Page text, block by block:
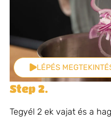
LÉPÉS
Step 2.
Tegyél 2 ek vajat és a